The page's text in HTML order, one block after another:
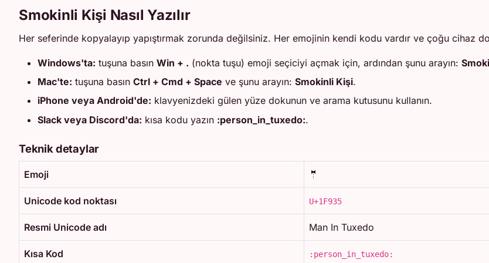
Smokinli Kişi Nasıl Yazılır
Her seferinde kopyalayıp yapıştırmak zorunda değilsiniz. Her emojinin kendi kodu vardır ve çoğu cihaz
Windows'ta: tuşuna basın Win + . (nokta tuşu) emoji seçiciyi açmak için, ardından şunu arayın:
Mac'te: tuşuna basın Ctrl + Cmd + Space ve şunu arayın: Smokinli Kişi.
iPhone veya Android'de: klavyenizdeki gülen yüze dokunun ve arama kutusunu kullanın.
Slack veya Discord'da: kısa kodu yazın :person_in_tuxedo:.
Teknik detaylar
Emoji 🤵
Unicode kod noktası U+1F935
Resmi Unicode adı Man In Tuxedo
Kısa Kod :person_in_tuxedo: